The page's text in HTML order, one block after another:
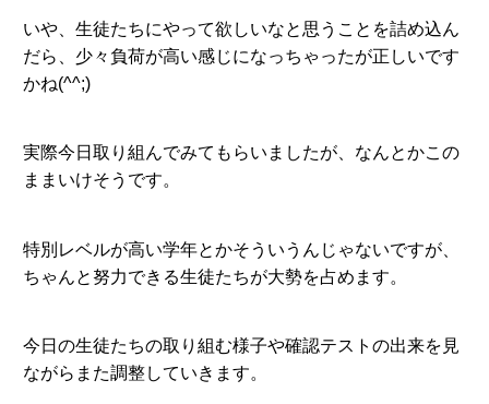
いや、生徒たちにやって欲しいなと思うことを詰め込ん
だら、少々負荷が高い感じになっちゃったが正しいです
かね(^^;)
実際今日取り組んでみてもらいましたが、なんとかこの
ままいけそうです。
特別レベルが高い学年とかそういうんじゃないですが、
ちゃんと努力できる生徒たちが大勢を占めます。
今日の生徒たちの取り組む様子や確認テストの出来を見
ながらまた調整していきます。